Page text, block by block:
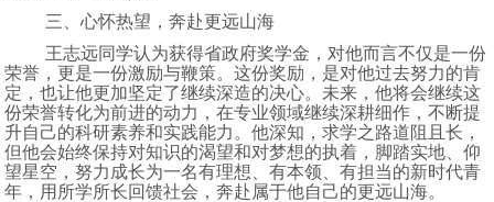
三、心怀热望，奔赴更远山海
王志远同学认为获得省政府奖学金，对他而言不仅是一份
荣誉，更是一份激励与鞭策。这份奖励，是对他过去努力的肯
定，也让他更加坚定了继续深造的决心。未来，他将会继续这
份荣誉转化为前进的动力，在专业领域继续深耕细作，不断提
升自己的科研素养和实践能力。他深知，求学之路道阻且长，
但他会始终保持对知识的渴望和对梦想的执着，脚踏实地、仰
望星空，努力成长为一名有理想、有本领、有担当的新时代青
年，用所学所长回馈社会，奔赴属于他自己的更远山海。